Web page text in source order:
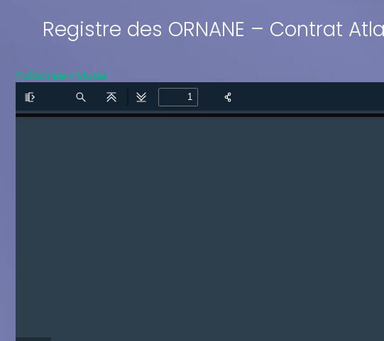
Registre des ORNANE – Contrat
Fullscreen Mode